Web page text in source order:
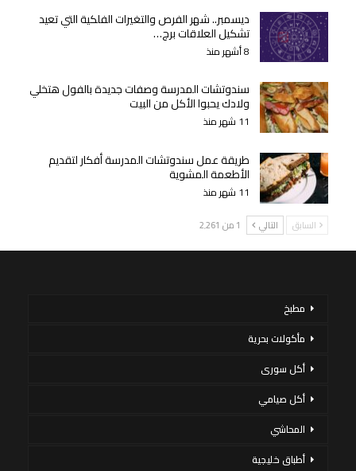
ديسمبر.. شهر الفرص والتغيرات الفلكية التي تعيد
تشكيل العلاقات برج…
8 أشهر منذ
سندوتشات المدرسة وصفات جديدة بالفول هتخلي
ولادك يحبوا الأكل من البيت
11 شهر منذ
طريقة عمل سندوتشات المدرسة أفكار لتقديم
الأطعمة المشوية
11 شهر منذ
السابق التالي 1 من 2٬261
مطبخ
مأكولات بحرية
أكل سورى
أكل صيامي
المحاشي
أطباق خليجية